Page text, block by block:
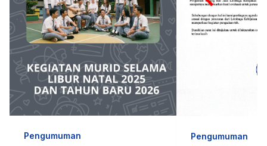
Pengumuman
Pengumuman